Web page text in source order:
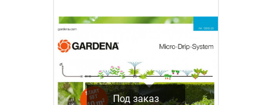
Под заказ